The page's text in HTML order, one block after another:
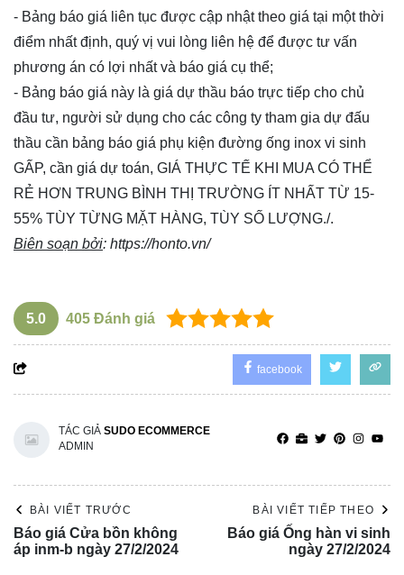
- Bảng báo giá liên tục được cập nhật theo giá tại một thời
điểm nhất định, quý vị vui lòng liên hệ để được tư vấn
phương án có lợi nhất và báo giá cụ thể;
- Bảng báo giá này là giá dự thầu báo trực tiếp cho chủ
đầu tư, người sử dụng cho các công ty tham gia dự đấu
thầu cần bảng báo giá phụ kiện đường ống inox vi sinh
GẤP, cần giá dự toán, GIÁ THỰC TẾ KHI MUA CÓ THỂ
RẺ HƠN TRUNG BÌNH THỊ TRƯỜNG ÍT NHẤT TỪ 15-
55% TÙY TỪNG MẶT HÀNG, TÙY SỐ LƯỢNG./.
Biên soạn bởi: https://honto.vn/
5.0 405 Đánh giá
facebook
TÁC GIẢ SUDO ECOMMERCE
ADMIN
BÀI VIẾT TRƯỚC
Báo giá Cửa bồn không
áp inm-b ngày 27/2/2024
BÀI VIẾT TIẾP THEO
Báo giá Ống hàn vi sinh
ngày 27/2/2024